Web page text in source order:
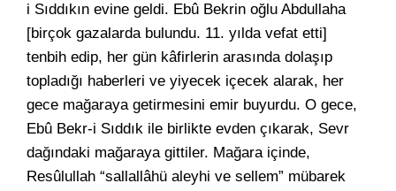
i Sıddıkın evine geldi. Ebû Bekrin oğlu Abdullaha
[birçok gazalarda bulundu. 11. yılda vefat etti]
tenbih edip, her gün kâfirlerin arasında dolaşıp
topladığı haberleri ve yiyecek içecek alarak, her
gece mağaraya getirmesini emir buyurdu. O gece,
Ebû Bekr-i Sıddık ile birlikte evden çıkarak, Sevr
dağındaki mağaraya gittiler. Mağara içinde,
Resûlullah “sallallâhü aleyhi ve sellem” mübarek